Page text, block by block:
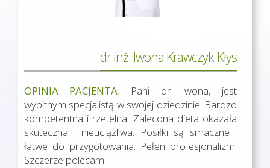
dr inż. Iwona Krawczyk-Kłys
OPINIA PACJENTA: Pani dr Iwona, jest
wybitnym specjalistą w swojej dziedzinie. Bardzo
kompetentna i rzetelna. Zalecona dieta okazała
skuteczna i nieuciążliwa. Posiłki są smaczne i
łatwe do przygotowania. Pełen profesjonalizm.
Szczerze polecam.